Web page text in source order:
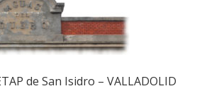
de San Isidro – VALLADOLID